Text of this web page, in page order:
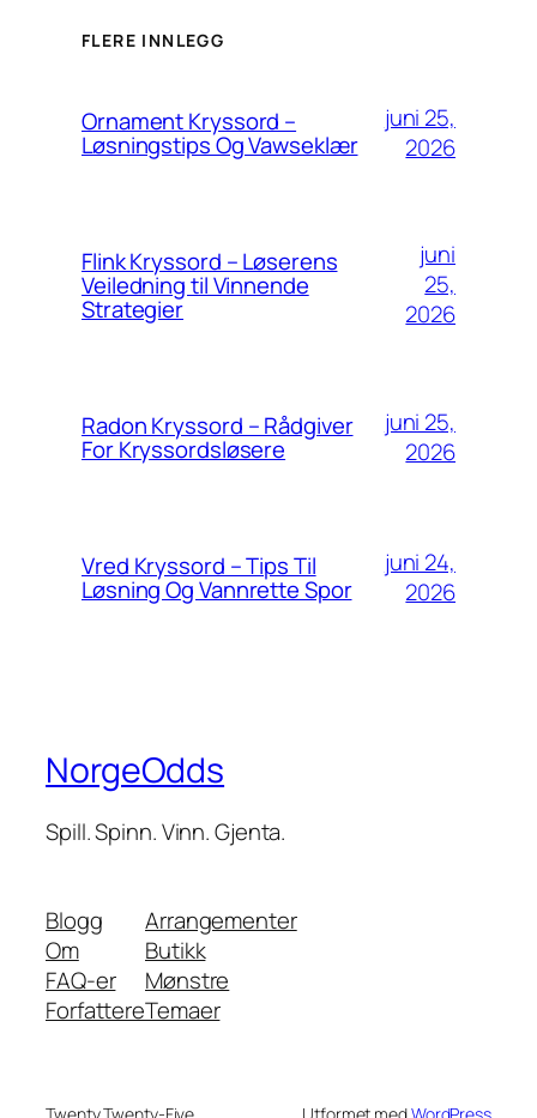
FLERE INNLEGG
Ornament Kryssord –
Løsningstips Og Vawseklær
juni 25,
2026
Flink Kryssord – Løserens
Veiledning til Vinnende
Strategier
juni
25,
2026
Radon Kryssord – Rådgiver
For Kryssordsløsere
juni 25,
2026
Vred Kryssord – Tips Til
Løsning Og Vannrette Spor
juni 24,
2026
NorgeOdds
Spill. Spinn. Vinn. Gjenta.
Blogg
Om
FAQ-er
Forfattere
Arrangementer
Butikk
Mønstre
Temaer